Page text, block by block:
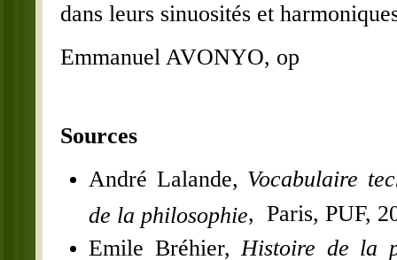
dans leurs sinuosités et
Emmanuel AVONYO, op
Sources
André Lalande, Vocabulaire
de la philosophie, Paris, PUF,
Emile Bréhier,Histoire de la